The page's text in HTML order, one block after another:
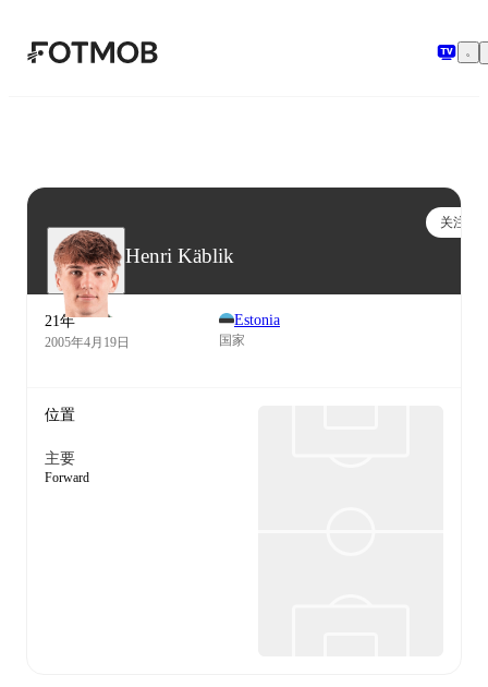
跳转到主要内容
Henri Käblik
关注
21年
2005年4月19日
Estonia
国家
位置
主要
Forward